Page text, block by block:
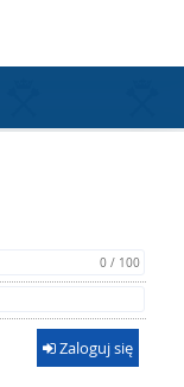
0 / 100
Zaloguj się